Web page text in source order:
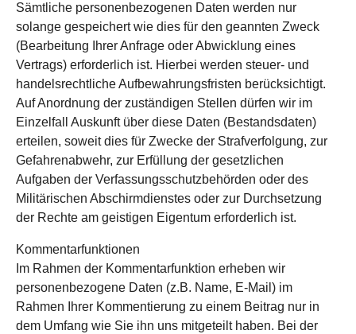
Sämtliche personenbezogenen Daten werden nur
solange gespeichert wie dies für den geannten Zweck
(Bearbeitung Ihrer Anfrage oder Abwicklung eines
Vertrags) erforderlich ist. Hierbei werden steuer- und
handelsrechtliche Aufbewahrungsfristen berücksichtigt.
Auf Anordnung der zuständigen Stellen dürfen wir im
Einzelfall Auskunft über diese Daten (Bestandsdaten)
erteilen, soweit dies für Zwecke der Strafverfolgung, zur
Gefahrenabwehr, zur Erfüllung der gesetzlichen
Aufgaben der Verfassungsschutzbehörden oder des
Militärischen Abschirmdienstes oder zur Durchsetzung
der Rechte am geistigen Eigentum erforderlich ist.
Kommentarfunktionen
Im Rahmen der Kommentarfunktion erheben wir
personenbezogene Daten (z.B. Name, E-Mail) im
Rahmen Ihrer Kommentierung zu einem Beitrag nur in
dem Umfang wie Sie ihn uns mitgeteilt haben. Bei der